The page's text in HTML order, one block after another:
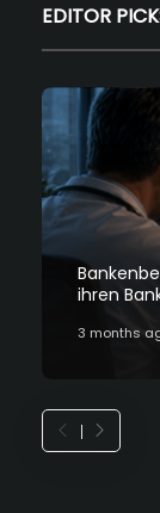
EDITOR
ihren
3 months